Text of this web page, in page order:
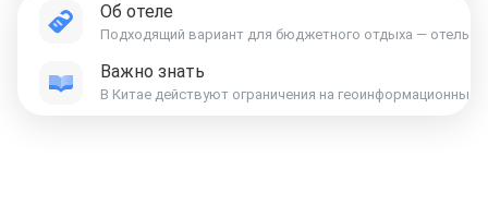
Об отеле
Подходящий вариант для бюджетного отдыха — отель
Важно знать
В Китае действуют ограничения на